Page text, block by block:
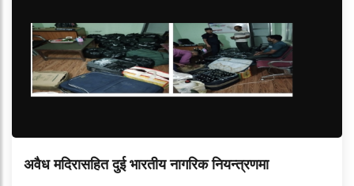
अवैध मदिरासहित दुई भारतीय नागरिक नियन्त्रणमा